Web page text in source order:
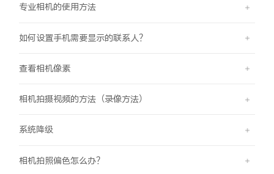
专业相机的使用方法
如何设置手机需要显示的联系人？
查看相机像素
相机拍摄视频的方法（录像方法）
系统降级
相机拍照偏色怎么办？